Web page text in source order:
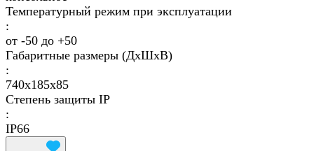
Температурный режим при эксплуатации
:
от -50 до +50
Габаритные размеры (ДхШхВ)
:
740х185х85
Степень защиты IP
:
IP66